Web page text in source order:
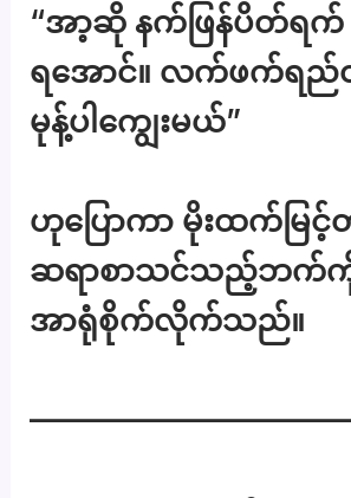
“အာ့ဆို နက်ဖြန်ပိတ်ရ
ရအောင်။ လက်ဖက်ရ
မုန့်ပါကျွေးမယ်”
ဟုပြောကာ မိုးထက်မြ
ဆရာစာသင်သည့်ဘက်ကို
အာရုံစိုက်လိုက်သည်။